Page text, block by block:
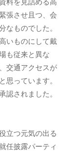
張させ且つ、会
なものでした。
いものにして戴
も従来と異な
交通アクセスが
思っています。
認されました。
立つ元気の出る
任披露パーティ